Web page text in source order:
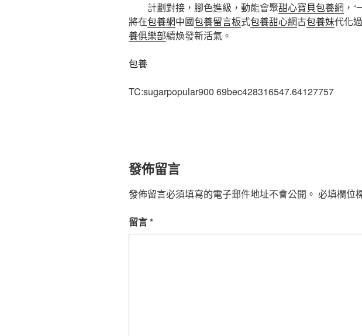
計劃對接，腳色進級，動能會聚甜心寶貝包養網 ，
將在包養網中國包養留言板式包養甜心網古包養妹代化
養俱樂部續煥發新活氣。
包養
TC:sugarpopular900 69bec428316547.64127757
發佈留言
發佈留言必須填寫的電子郵件地址不會公開。 必填欄位
留言*